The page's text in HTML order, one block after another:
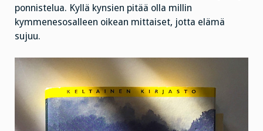
ponnistelua. Kyllä kynsien pitää olla millin
kymmenesosalleen oikean mittaiset, jotta elämä
sujuu.